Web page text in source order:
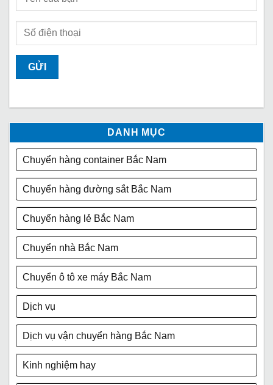
DANH MỤC
Chuyển hàng container Bắc Nam
Chuyển hàng đường sắt Bắc Nam
Chuyển hàng lẻ Bắc Nam
Chuyển nhà Bắc Nam
Chuyển ô tô xe máy Bắc Nam
Dịch vụ
Dịch vụ vận chuyển hàng Bắc Nam
Kinh nghiệm hay